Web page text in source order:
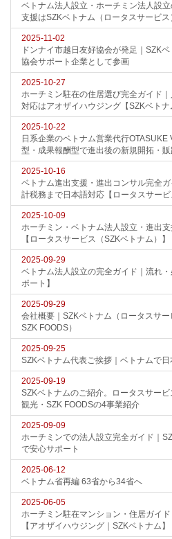
ベトナム法人設立・ホーチミン法人設
支援はSZKベトナム（ロータスサービス
2025-11-02
ドンナイ市越日友好協会が発足｜SZK
協会サポート企業として参画
2025-10-27
ホーチミン駐在の住居選び完全ガイド
対応はアオザイハウジング【SZKベトナ
2025-10-22
日系企業のベトナム営業代行
型・成果報酬型で進出後の新規開拓・
2025-10-16
ベトナム進出支援・進出コンサル完全
計税務まで日本語対応【ロータスサービ
2025-10-09
ホーチミン・ベトナム法人設立・進出
【ロータスサービス（SZKベトナム）】
2025-09-29
ベトナム法人設立の完全ガイド｜流れ
ポート】
2025-09-29
会社概要｜SZKベトナム（ロータスサー
SZK FOODS）
2025-09-25
SZKベトナム代表ご挨拶｜ベトナムで
2025-09-19
SZKベトナムのご紹介。ロータスサー
観光・SZK FOODSの4事業紹介
2025-09-09
ホーチミンでの法人設立完全ガイド｜
で安心サポート
2025-06-12
ベトナム省再編 63省から34省へ
2025-06-05
ホーチミン駐在マンション・住居ガイ
【アオザイハウジング｜SZKベトナム】